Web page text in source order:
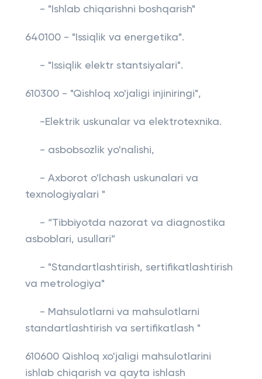
- "Ishlab chiqarishni boshqarish"
640100 - "Issiqlik va energetika".
- "Issiqlik elektr stantsiyalari".
610300 - "Qishloq xo'jaligi injiniringi",
-Elektrik uskunalar va elektrotexnika.
- asbobsozlik yo'nalishi,
- Axborot o'lchash uskunalari va
texnologiyalari "
- “Tibbiyotda nazorat va diagnostika
asboblari, usullari”
- "Standartlashtirish, sertifikatlashtirish
va metrologiya"
- Mahsulotlarni va mahsulotlarni
standartlashtirish va sertifikatlash "
610600 Qishloq xo'jaligi mahsulotlarini
ishlab chiqarish va qayta ishlash